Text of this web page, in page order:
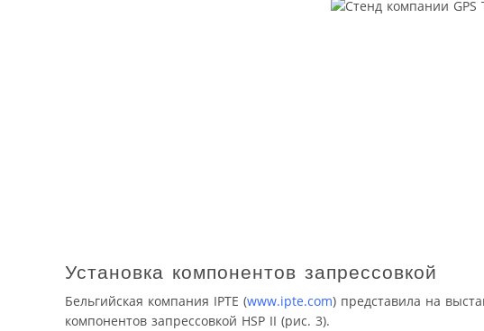
Установка компонентов запрессовкой
Бельгийская компания IPTE (www.ipte.com) представила на
компонентов запрессовкой HSP II (рис. 3).